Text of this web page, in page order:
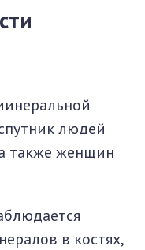
людей
также женщин
в костях,